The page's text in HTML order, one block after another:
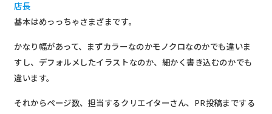
店長
基本はめっっちゃさまざまです。
かなり幅があって、まずカラーなのかモノクロなのかでも違いま
すし、デフォルメしたイラストなのか、細かく書き込むのかでも
違います。
それからページ数、担当するクリエイターさん、PR投稿までする